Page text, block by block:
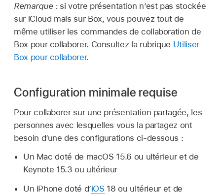
Remarque : si votre présentation n’est pas stockée
sur iCloud mais sur Box, vous pouvez tout de
même utiliser les commandes de collaboration de
Box pour collaborer. Consultez la rubrique Utiliser
Box pour collaborer.
Configuration minimale requise
Pour collaborer sur une présentation partagée, les
personnes avec lesquelles vous la partagez ont
besoin d’une des configurations ci-dessous :
Un Mac doté de macOS 15.6 ou ultérieur et de
Keynote 15.3 ou ultérieur
Un iPhone doté d’iOS 18 ou ultérieur et de